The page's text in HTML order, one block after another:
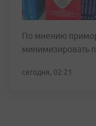
По мнению
минимизировать
сегодня, 02:21